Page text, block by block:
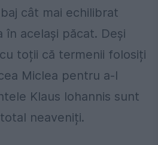
cât mai echilibrat
în același păcat. Deși
toții că termenii folosiți
Miclea pentru a-l
Klaus Iohannis sunt
neaveniți.